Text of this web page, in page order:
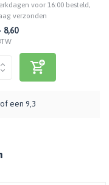
voor 16:00 besteld,
verzonden
8,60
kennis en ervaring